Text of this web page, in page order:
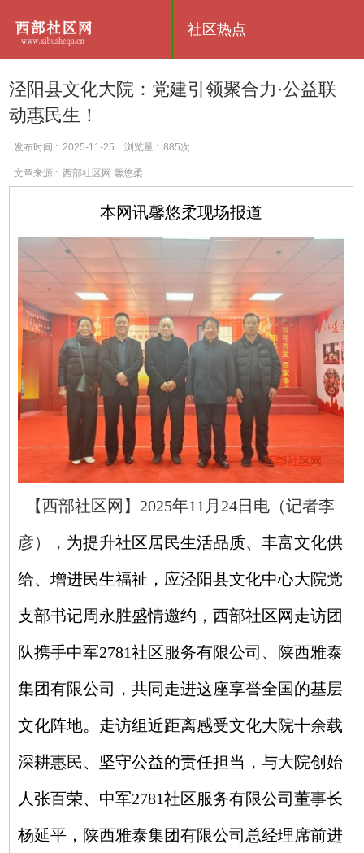
社区热点
泾阳县文化大院：党建引领聚合力·公益联
动惠民生！
发布时间 : 2025-11-25 浏览量 : 885次
文章来源 : 西部社区网 馨悠柔
本网讯馨悠柔现场报道
【西部社区网】2025年11月24日电（记者李
彦）， 为提升社区居民生活品质、丰富文化供
给、增进民生福祉，应泾阳县文化中心大院党
支部书记周永胜盛情邀约，西部社区网走访团
队携手中军2781社区服务有限公司、陕西雅泰
集团有限公司，共同走进这座享誉全国的基层
文化阵地。走访组近距离感受文化大院十余载
深耕惠民、坚守公益的责任担当，与大院创始
人张百荣、中军2781社区服务有限公司董事长
杨延平，陕西雅泰集团有限公司总经理席前进